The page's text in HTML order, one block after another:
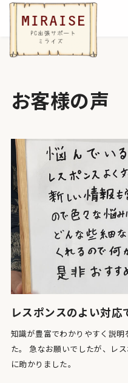
お客様の声
レスポンスのよい対応
知識が豊富でわかりやすく説
た。 急なお願いでしたが、レ
に助かりました。